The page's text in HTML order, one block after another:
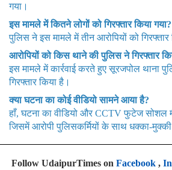
गया।
इस मामले में कितने लोगों को गिरफ्तार किया गया?
पुलिस ने इस मामले में तीन आरोपियों को गिरफ्तार
आरोपियों को किस थाने की पुलिस ने गिरफ्तार
इस मामले में कार्रवाई करते हुए सूरजपोल थाना
गिरफ्तार किया है।
क्या घटना का कोई वीडियो सामने आया है?
हाँ, घटना का वीडियो और CCTV फुटेज सोशल
जिसमें आरोपी पुलिसकर्मियों के साथ धक्का-
Follow UdaipurTimes on Facebook,